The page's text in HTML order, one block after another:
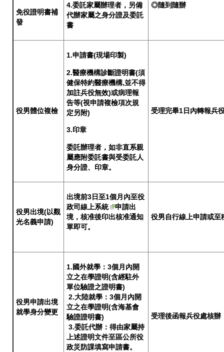
免役證明書補
發
4.委託家屬辦理者，另備
代辦家屬之身分證及委託
書
◎隨到隨辦
役男體位複檢
1.申請書(現場印製)
2.醫療機構診斷證明書(須
健保特約醫療機構‚並不得
加註兵役無效)或病理報
告等(視申請複檢項次規
定另附)
3.印章
委託辦理者，如非直系親
屬應附委託書與受委託人
身分證、印章。
受理完畢1日內轉報兵
役男出境(以觀
光名義申請)
出境前3日至1個月內至役
政司線上系統
申請出
境，核准後印出核准通知
單即可。
役男自行線上申請或至
役男申請出境
就學身分變更
1.國外就學：3個月內開
立之在學證明(含經駐外
單位驗證之證明書)
2.大陸就學：3個月內開
立之在學證明(含海基會
驗證證明書)
3.委託代辦：得由家屬持
上述證明文件至區公所役
政災防課填寫申請書。
受理後函報兵役處核辦